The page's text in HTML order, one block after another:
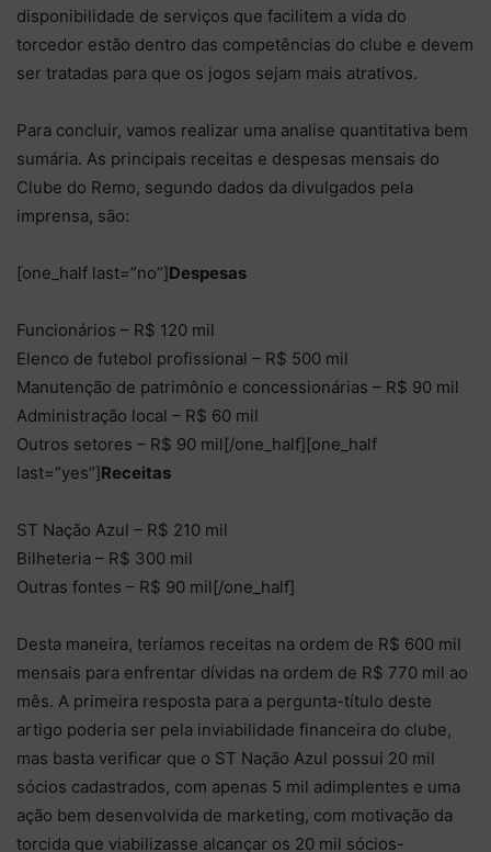
disponibilidade de serviços que facilitem a vida do
torcedor estão dentro das competências do clube e devem
ser tratadas para que os jogos sejam mais atrativos.
Para concluir, vamos realizar uma analise quantitativa bem
sumária. As principais receitas e despesas mensais do
Clube do Remo, segundo dados da divulgados pela
imprensa, são:
[one_half last=”no”]Despesas
Funcionários – R$ 120 mil
Elenco de futebol profissional – R$ 500 mil
Manutenção de patrimônio e concessionárias – R$ 90 mil
Administração local – R$ 60 mil
Outros setores – R$ 90 mil[/one_half][one_half
last=”yes”]Receitas
ST Nação Azul – R$ 210 mil
Bilheteria – R$ 300 mil
Outras fontes – R$ 90 mil[/one_half]
Desta maneira, teríamos receitas na ordem de R$ 600 mil
mensais para enfrentar dívidas na ordem de R$ 770 mil ao
mês. A primeira resposta para a pergunta-título deste
artigo poderia ser pela inviabilidade financeira do clube,
mas basta verificar que o ST Nação Azul possui 20 mil
sócios cadastrados, com apenas 5 mil adimplentes e uma
ação bem desenvolvida de marketing, com motivação da
torcida que viabilizasse alcançar os 20 mil sócios-